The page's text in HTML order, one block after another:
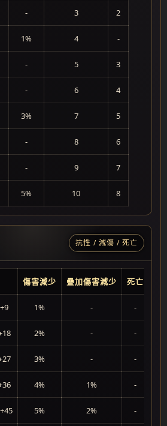
- 3 2
1% 4 -
- 5 3
- 6 4
3% 7 5
- 8 6
- 9 7
5% 10 8
抗性 / 減傷 / 死亡
傷害減少 疊加傷害減少 死亡
1% - -
2% - -
3% - -
4% 1% -
5% 2% -